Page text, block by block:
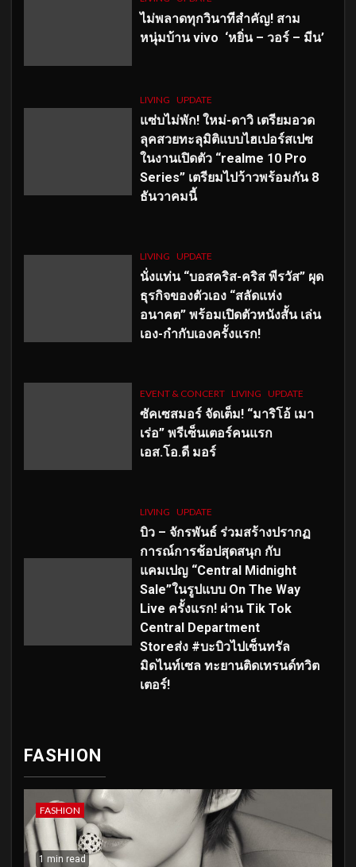
ไม่พลาดทุกวินาทีสำคัญ! สาม
หนุ่มบ้าน vivo ‘หยิ่น – วอร์ – มีน’
LIVING UPDATE
แซ่บไม่พัก! ใหม่-ดาวิ เตรียมอวด
ลุคสวยทะลุมิติแบบไฮเปอร์สเปซ
ในงานเปิดตัว “realme 10 Pro
Series” เตรียมไปว้าวพร้อมกัน 8
ธันวาคมนี้
LIVING UPDATE
นั่งแท่น “บอสคริส-คริส พีรวัส” ผุด
ธุรกิจของตัวเอง “สลัดแห่ง
อนาคต” พร้อมเปิดตัวหนังสั้น เล่น
เอง-กำกับเองครั้งแรก!
EVENT & CONCERT LIVING UPDATE
ซัคเซสมอร์ จัดเต็ม! “มาริโอ้ เมา
เร่อ” พรีเซ็นเตอร์คนแรก
เอส.โอ.ดี มอร์
LIVING UPDATE
บิว – จักรพันธ์ ร่วมสร้างปรากฏ
การณ์การช้อปสุดสนุก กับ
แคมเปญ “Central Midnight
Sale”ในรูปแบบ On The Way
Live ครั้งแรก! ผ่าน Tik Tok
Central Department
Storeส่ง #บะบิวไปเซ็นทรัล
มิดไนท์เซล ทะยานติดเทรนด์ทวิต
เตอร์!
FASHION
FASHION
1 min read